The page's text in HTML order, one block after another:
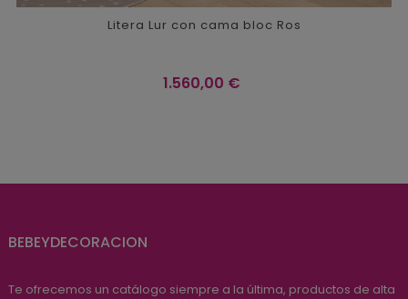
Litera Lur con cama bloc Ros
Precio
1.560,00 €
BEBEYDECORACION
Te ofrecemos un catálogo siempre a la última, productos de alta